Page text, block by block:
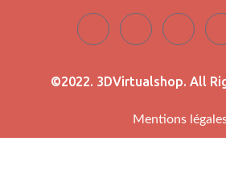
©2022. 3DVirtualshop. All
Mentions